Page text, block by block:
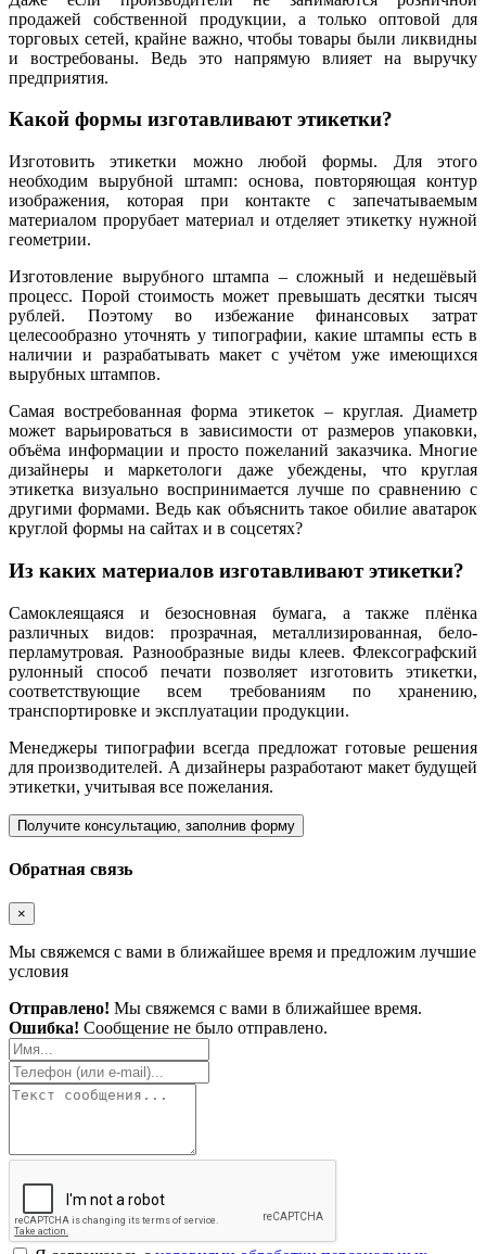
продажей собственной продукции, а только оптовой для
торговых сетей, крайне важно, чтобы товары были ликвидны
и востребованы. Ведь это напрямую влияет на выручку
предприятия.
Какой формы изготавливают этикетки?
Изготовить этикетки можно любой формы. Для этого
необходим вырубной штамп: основа, повторяющая контур
изображения, которая при контакте с запечатываемым
материалом прорубает материал и отделяет этикетку нужной
геометрии.
Изготовление вырубного штампа – сложный и недешёвый
процесс. Порой стоимость может превышать десятки тысяч
рублей. Поэтому во избежание финансовых затрат
целесообразно уточнять у типографии, какие штампы есть в
наличии и разрабатывать макет с учётом уже имеющихся
вырубных штампов.
Самая востребованная форма этикеток – круглая. Диаметр
может варьироваться в зависимости от размеров упаковки,
объёма информации и просто пожеланий заказчика. Многие
дизайнеры и маркетологи даже убеждены, что круглая
этикетка визуально воспринимается лучше по сравнению с
другими формами. Ведь как объяснить такое обилие аватарок
круглой формы на сайтах и в соцсетях?
Из каких материалов изготавливают этикетки?
Самоклеящаяся и безосновная бумага, а также плёнка
различных видов: прозрачная, металлизированная, бело-
перламутровая. Разнообразные виды клеев. Флексографский
рулонный способ печати позволяет изготовить этикетки,
соответствующие всем требованиям по хранению,
транспортировке и эксплуатации продукции.
Менеджеры типографии всегда предложат готовые решения
для производителей. А дизайнеры разработают макет будущей
этикетки, учитывая все пожелания.
Получите консультацию, заполнив форму
Обратная связь
×
Мы свяжемся с вами в ближайшее время и предложим лучшие
условия
Отправлено! Мы свяжемся с вами в ближайшее время.
Ошибка! Сообщение не было отправлено.